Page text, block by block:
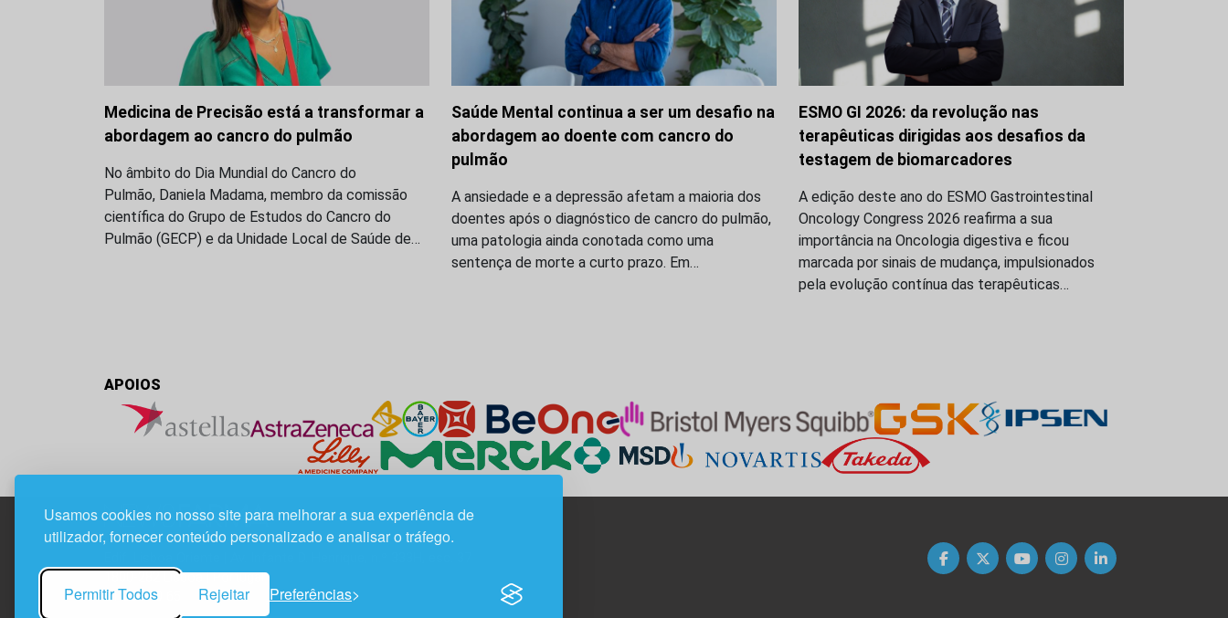
Usamos cookies no nosso site para melhorar a sua experiência de
utilizador, fornecer conteúdo personalizado e analisar o tráfego.
Permitir Todos Rejeitar Preferências
Medicina de Precisão está a transformar a
abordagem ao cancro do pulmão
No âmbito do Dia Mundial do Cancro do
Pulmão, Daniela Madama, membro da comissão
científica do Grupo de Estudos do Cancro do
Pulmão (GECP) e da Unidade Local de Saúde de…
Saúde Mental continua a ser um desafio na
abordagem ao doente com cancro do
pulmão
A ansiedade e a depressão afetam a maioria dos
doentes após o diagnóstico de cancro do pulmão,
uma patologia ainda conotada como uma
sentença de morte a curto prazo. Em…
ESMO GI 2026: da revolução nas
terapêuticas dirigidas aos desafios da
testagem de biomarcadores
A edição deste ano do ESMO Gastrointestinal
Oncology Congress 2026 reafirma a sua
importância na Oncologia digestiva e ficou
marcada por sinais de mudança, impulsionados
pela evolução contínua das terapêuticas…
APOIOS
1800-282 Lisboa | Portugal
21 850 40 65